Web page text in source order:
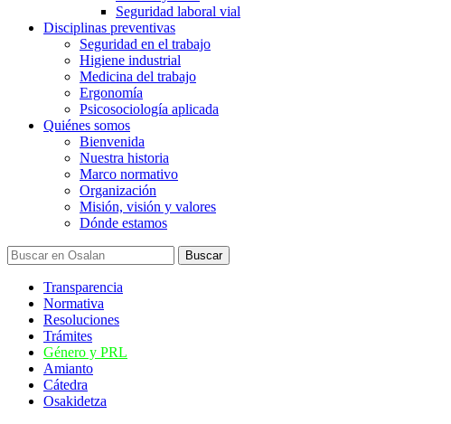
Seguridad laboral vial
Disciplinas preventivas
Seguridad en el trabajo
Higiene industrial
Medicina del trabajo
Ergonomía
Psicosociología aplicada
Quiénes somos
Bienvenida
Nuestra historia
Marco normativo
Organización
Misión, visión y valores
Dónde estamos
Transparencia
Normativa
Resoluciones
Trámites
Género y PRL
Amianto
Cátedra
Osakidetza